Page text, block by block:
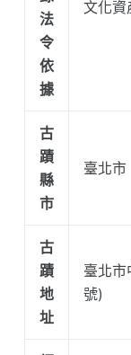
法
令
依
據
文化資
古
蹟
縣
市
臺北市
古
蹟
地
址
臺北
號)